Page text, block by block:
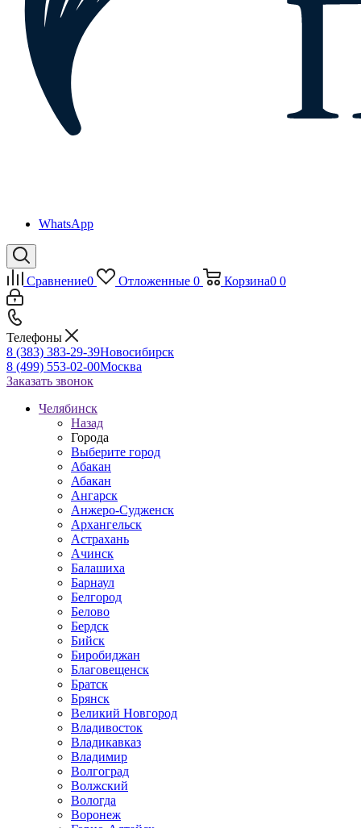
WhatsApp
Сравнение0 Отложенные 0 Корзина0 0
Телефоны
8 (383) 383-29-39Новосибирск
8 (499) 553-02-00Москва
Заказать звонок
Челябинск
Назад
Города
Выберите город
Абакан
Абакан
Ангарск
Анжеро-Судженск
Архангельск
Астрахань
Ачинск
Балашиха
Барнаул
Белгород
Белово
Бердск
Бийск
Биробиджан
Благовещенск
Братск
Брянск
Великий Новгород
Владивосток
Владикавказ
Владимир
Волгоград
Волжский
Вологда
Воронеж